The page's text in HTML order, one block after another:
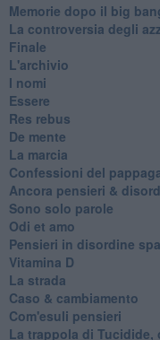
Memorie dopo il big
La controversia degli
Finale
L'archivio
I nomi
Essere
Res rebus
De mente
La marcia
Confessioni del
Ancora pensieri &
Sono solo parole
Odi et amo
Pensieri in disordine
Vitamina D
La strada
Caso & cambiamento
Com'esuli pensieri
La trappola di Tucidide,